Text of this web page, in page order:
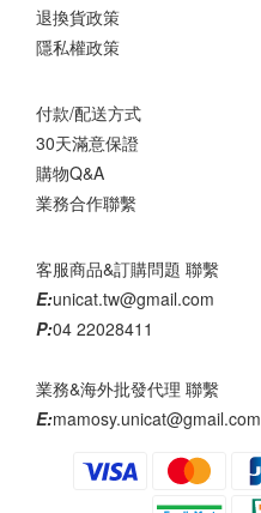
退換貨政策
隱私權政策
付款/配送方式
30天滿意保證
購物Q&A
業務合作聯繫
客服商品&訂購問題 聯繫
E:unicat.tw@gmail.com
P:04 22028411
業務&海外批發代理 聯繫
E:mamosy.unicat@gmail.com